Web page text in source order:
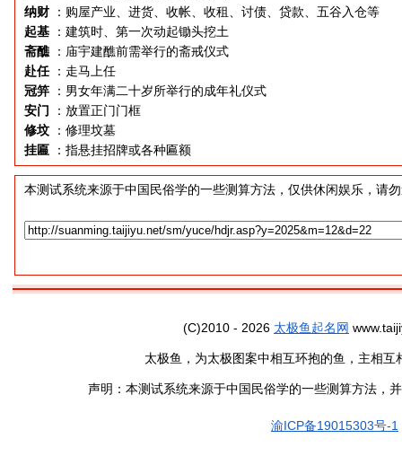
纳财
：购屋产业、进货、收帐、收租、讨债、贷款、五谷入仓等
起基
：建筑时、第一次动起锄头挖土
斋醮 ：庙宇建醮前需举行的斋戒仪式
赴任 ：走马上任
冠笄
：男女年满二十岁所举行的成年礼仪式
安门
：放置正门门框
修坟
：修理坟墓
挂匾
：指悬挂招牌或各种匾额
本测试系统来源于中国民俗学的一些测算方法，仅供休闲娱乐，请
(C)2010 - 2026 太极鱼起名网
太极鱼，为太极图案中相互环抱的鱼，主相
声明：本测试系统来源于中国民俗学的一些测算方法，
渝ICP备19015303号-1